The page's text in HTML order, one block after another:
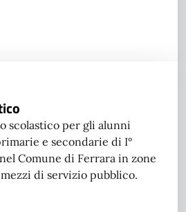
scolastico per gli alunni
e secondarie di I°
Comune di Ferrara in zone
di servizio pubblico.